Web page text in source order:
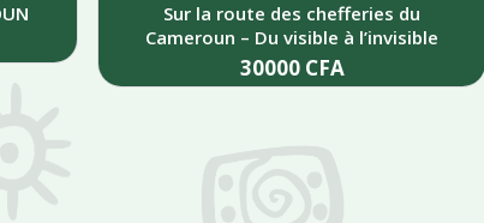
Sur la route des chefferies du
Cameroun – Du visible à l’invisible
30000 CFA